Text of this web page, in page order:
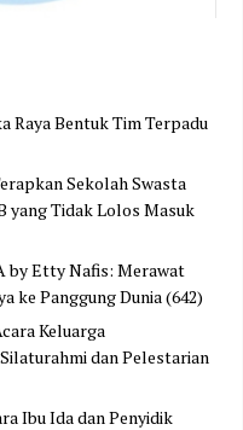
Raya Bentuk Tim Terpadu
Sekolah Swasta
yang Tidak Lolos Masuk
by Etty Nafis: Merawat
ke Panggung Dunia(642)
Keluarga
dan Pelestarian
Ibu Ida dan Penyidik